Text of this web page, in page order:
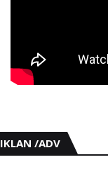
IKLAN /ADV